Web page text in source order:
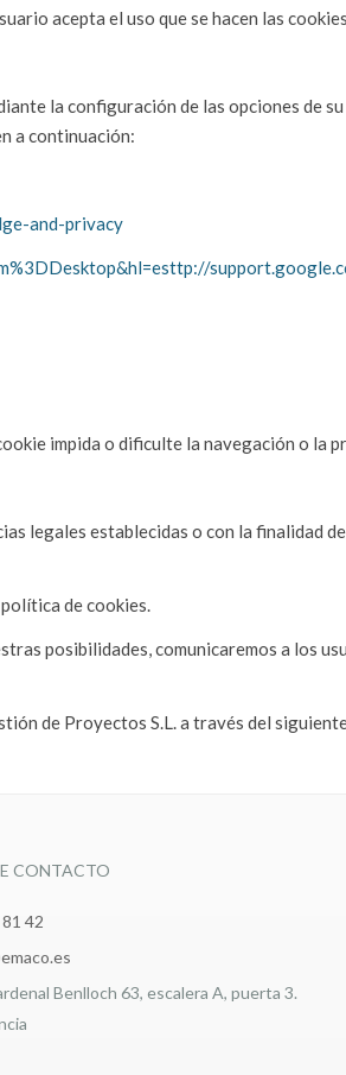
acepta el uso que se hacen las
la configuración de las opciones de
a continuación:
and-privacy
ttp://
impida o dificulte la navegación o la
legales establecidas o con la finalidad
política de cookies.
posibilidades, comunicaremos a los
de Proyectos S.L.a través del
CONTACTO
42
Benlloch 63, escalera A, puerta 3.